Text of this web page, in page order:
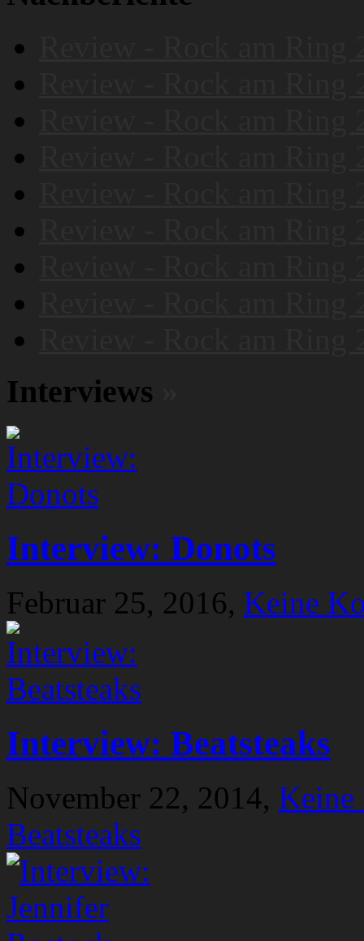
Interviews
Interview: Donots
Februar 25, 2016, Keine
Interview: Beatsteaks
November 22, 2014, Keine
Beatsteaks